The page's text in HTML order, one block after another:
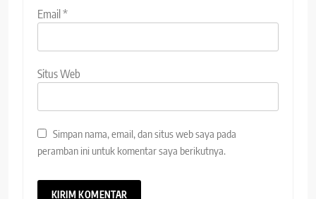
Email *
Situs Web
Simpan nama, email, dan situs web saya pada
peramban ini untuk komentar saya berikutnya.